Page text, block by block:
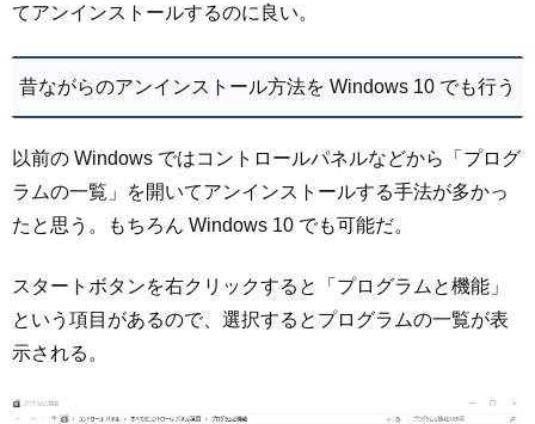
てアンインストールするのに良い。
昔ながらのアンインストール方法を Windows 10 でも行う
以前の Windows ではコントロールパネルなどから「プログ
ラムの一覧」を開いてアンインストールする手法が多かっ
たと思う。もちろん Windows 10 でも可能だ。
スタートボタンを右クリックすると「プログラムと機能」
という項目があるので、選択するとプログラムの一覧が表
示される。